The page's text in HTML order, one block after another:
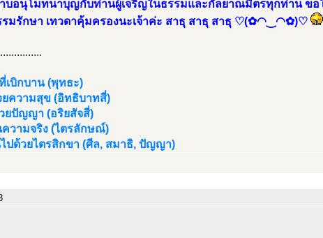
นุโมทนาบุญกับท่านผู้เจริญในธรรมและกัลยาณมิตรทุกท่าน ขอ
รมรักษา เทวดาคุ้มครองนะเจ้าค่ะ สาธุ สาธุ สาธุ ♡(✿◠‿◠✿)♡
เบิกบาน (พุทธะ)
ยความสุข (อิทธิบาทสี่)
ยปัญญา (อริยสัจสี่)
วามจริง (ไตรลักษณ์)
ปด้วยไตรสิกขา (ศีล, สมาธิ, ปัญญา)